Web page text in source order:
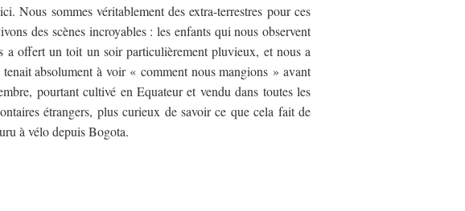
Nous sommes véritablement des extra-terrestres pour ces
des scènes incroyables : les enfants qui nous observent
a offert un toit un soir particulièrement pluvieux, et nous a
absolument à voir « comment nous mangions » avant
pourtant cultivé en Equateur et vendu dans toutes les
étrangers, plus curieux de savoir ce que cela fait de
à vélo depuis Bogota.